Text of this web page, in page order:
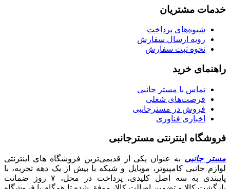
خدمات مشتریان
شیوه‌های پرداخت
رویه ارسال سفارش
نحوه ثبت سفارش
راهنمای خرید
تماس با مستر جانبی
فرصت‌های شغلی
فروش در مسترجانبی
اخباری فناوری
فروشگاه اینترنتی مسترجانبی
مستر جانبی به عنوان یکی از قدیمی‌ترین فروشگاه های اینترنتی
لوازم جانبی کامپیوتر، موبایل و شبکه با بیش از یک دهه تجربه، با
پایبندی به سه اصل کلیدی، پرداخت در محل، ۷ روز ضمانت